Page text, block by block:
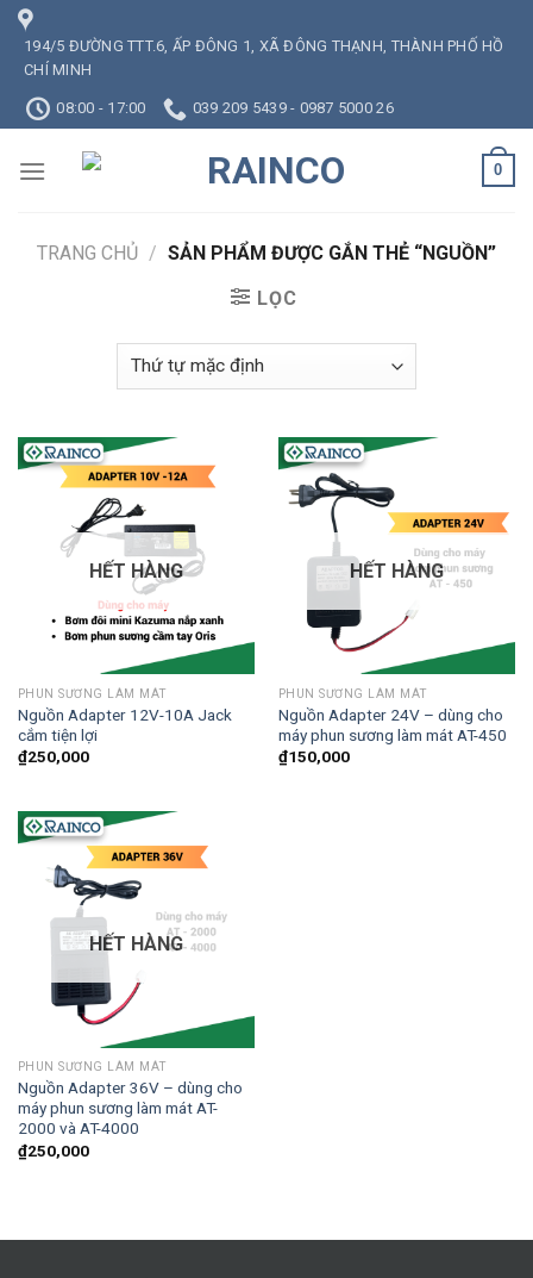
Skip
content
194/5 ĐƯỜNG TTT.6, ẤP ĐÔNG 1, XÃ ĐÔNG THẠNH, THÀNH PHỐ HỒ
CHÍ MINH
08:00 - 17:00 039 209 5439 - 0987 5000 26
0
TRANG CHỦ / SẢN PHẨM ĐƯỢC GẮN THẺ “NGUỒN”
LỌC
HẾT HÀNG
PHUN SƯƠNG LÀM MÁT
Nguồn Adapter 12V-10A Jack
cắm tiện lợi
₫250,000
HẾT HÀNG
PHUN SƯƠNG LÀM MÁT
Nguồn Adapter 24V – dùng cho
máy phun sương làm mát AT-450
₫150,000
HẾT HÀNG
PHUN SƯƠNG LÀM MÁT
Nguồn Adapter 36V – dùng cho
máy phun sương làm mát AT-
2000 và AT-4000
₫250,000